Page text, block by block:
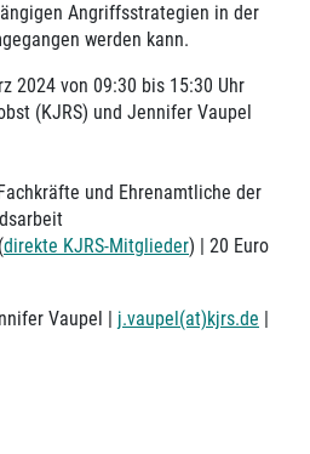
Angriffsstrategien in der
werden kann.
2024 von 09:30 bis 15:30 Uhr
(KJRS) und Jennifer Vaupel
und Ehrenamtliche der
direkte KJRS-Mitglieder) | 20 Euro
Vaupel | j.vaupel(at)kjrs.de